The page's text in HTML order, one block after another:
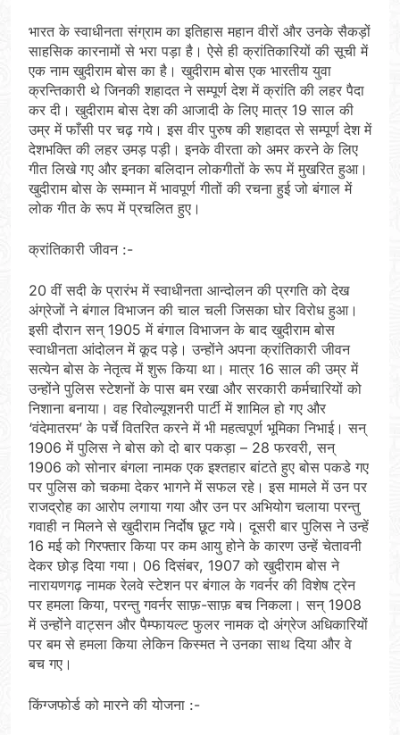
भारत के स्वाधीनता संग्राम का इतिहास महान वीरों और उनके सैकड़ों
साहसिक कारनामों से भरा पड़ा है। ऐसे ही क्रांतिकारियों की सूची में
एक नाम खुदीराम बोस का है। खुदीराम बोस एक भारतीय युवा
क्रन्तिकारी थे जिनकी शहादत ने सम्पूर्ण देश में क्रांति की लहर पैदा
कर दी। खुदीराम बोस देश की आजादी के लिए मात्र 19 साल की
उम्र में फाँसी पर चढ़ गये। इस वीर पुरुष की शहादत से सम्पूर्ण देश में
देशभक्ति की लहर उमड़ पड़ी। इनके वीरता को अमर करने के लिए
गीत लिखे गए और इनका बलिदान लोकगीतों के रूप में मुखरित हुआ।
खुदीराम बोस के सम्मान में भावपूर्ण गीतों की रचना हुई जो बंगाल में
लोक गीत के रूप में प्रचलित हुए।
क्रांतिकारी जीवन :-
20 वीं सदी के प्रारंभ में स्वाधीनता आन्दोलन की प्रगति को देख
अंग्रेजों ने बंगाल विभाजन की चाल चली जिसका घोर विरोध हुआ।
इसी दौरान सन् 1905 में बंगाल विभाजन के बाद खुदीराम बोस
स्वाधीनता आंदोलन में कूद पड़े। उन्होंने अपना क्रांतिकारी जीवन
सत्येन बोस के नेतृत्व में शुरू किया था। मात्र 16 साल की उम्र में
उन्होंने पुलिस स्टेशनों के पास बम रखा और सरकारी कर्मचारियों को
निशाना बनाया। वह रिवोल्यूशनरी पार्टी में शामिल हो गए और
‘वंदेमातरम’ के पर्चे वितरित करने में भी महत्वपूर्ण भूमिका निभाई। सन्
1906 में पुलिस ने बोस को दो बार पकड़ा – 28 फरवरी, सन्
1906 को सोनार बंगला नामक एक इश्तहार बांटते हुए बोस पकडे गए
पर पुलिस को चकमा देकर भागने में सफल रहे। इस मामले में उन पर
राजद्रोह का आरोप लगाया गया और उन पर अभियोग चलाया परन्तु
गवाही न मिलने से खुदीराम निर्दोष छूट गये। दूसरी बार पुलिस ने उन्हें
16 मई को गिरफ्तार किया पर कम आयु होने के कारण उन्हें चेतावनी
देकर छोड़ दिया गया। 06 दिसंबर, 1907 को खुदीराम बोस ने
नारायणगढ़ नामक रेलवे स्टेशन पर बंगाल के गवर्नर की विशेष ट्रेन
पर हमला किया, परन्तु गवर्नर साफ़-साफ़ बच निकला। सन् 1908
में उन्होंने वाट्सन और पैम्फायल्ट फुलर नामक दो अंग्रेज अधिकारियों
पर बम से हमला किया लेकिन किस्मत ने उनका साथ दिया और वे
बच गए।
किंग्जफोर्ड को मारने की योजना :-